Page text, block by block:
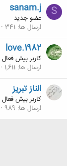
S
sanam.j
عضو جدید
ارسال ها 341
love.1982
کاربر بیش فعال
ارسال ها 1,611
الناز تبریز
کاربر بیش فعال
ارسال ها 989